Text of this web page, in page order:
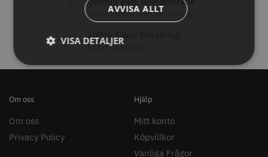
Du väljer det som passar bäst
100% Säker Betalning
SVEA Checkout
Om oss
Om oss
Privacy Policy
Hjälp
Mitt konto
Köpvillkor
Vanliga Frågor
STORSÄLJARE
Solidcos Wolf 27T - 5.5"
AVVISA ALLT
VISA DETALJER